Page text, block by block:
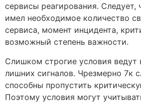
сервисы реагирования.
имел необходимое количество
сервиса, момент инцидента,
возможный степень важности.
Слишком строгие условия
лишних сигналов. Чрезмерно 7к
способны пропустить
Поэтому условия могут